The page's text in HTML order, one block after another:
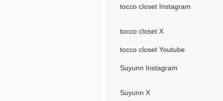
tocco closet Instagram
tocco closet X
tocco closet Youtube
Suyunn Instagram
Suyunn X